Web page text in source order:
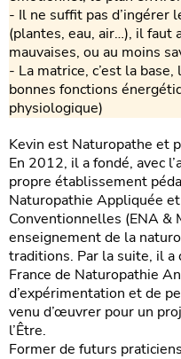
- Il ne suffit pas d’ingérer
(plantes, eau, air…), il faut
mauvaises, ou au moins
- La matrice, c’est la
bonnes fonctions
physiologique)
Kevin est Naturopathe et
En 2012, il a fondé, avec
propre établissement
Naturopathie Appliquée
Conventionnelles (ENA &
enseignement de la
traditions. Par la suite, il
France de Naturopathie
d’expérimentation et de
venu d’œuvrer pour un
l’Être.
Former de futurs